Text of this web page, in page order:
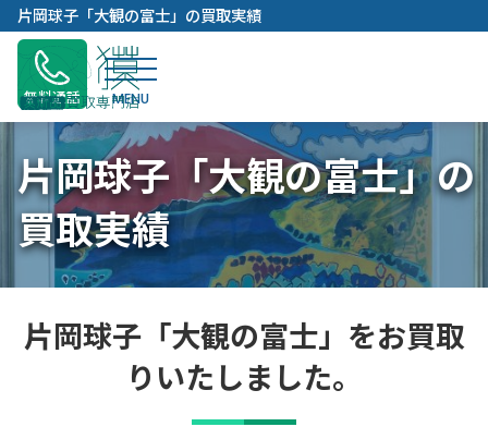
内
容
キ
ッ
プ
片岡球子「大観の富士」の買取実績
無料通話
片岡球子「大観の富士」の
買取実績
片岡球子「大観の富士」をお買取
りいたしました。